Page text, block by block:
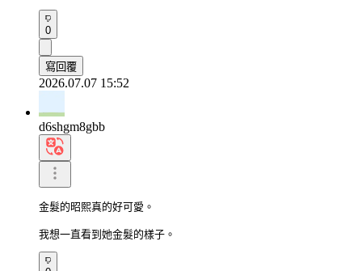
0
寫回覆
2026.07.07 15:52
d6shgm8gbb
金髮的昭熙真的好可愛。
我想一直看到她金髮的樣子。